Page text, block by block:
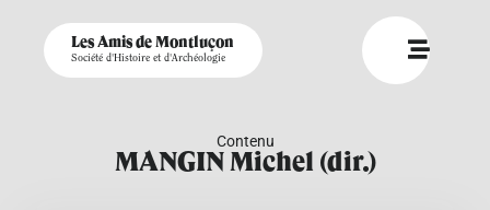
Les Amis de Montluçon
Société d'Histoire et d'Archéologie
Contenu
MANGIN Michel (dir.)